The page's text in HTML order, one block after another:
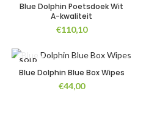
Blue Dolphin Poetsdoek Wit
A-kwaliteit
€110,10
SOLD
Blue Dolphin Blue Box Wipes
€44,00